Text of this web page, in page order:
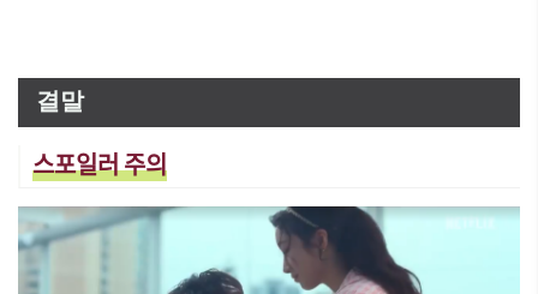
결말
스포일러 주의